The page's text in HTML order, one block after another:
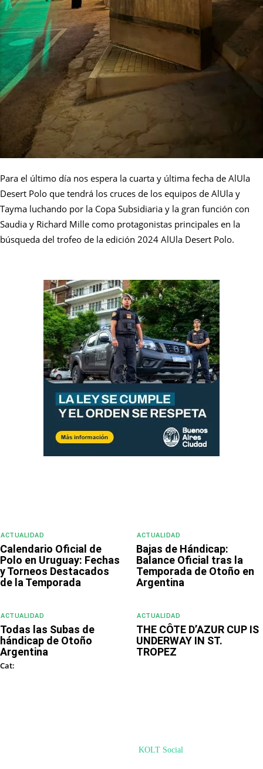
Para el último día nos espera la cuarta y última fecha de AlUla
Desert Polo que tendrá los cruces de los equipos de AlUla y
Tayma luchando por la Copa Subsidiaria y la gran función con
Saudia y Richard Mille como protagonistas principales en la
búsqueda del trofeo de la edición 2024 AlUla Desert Polo.
ACTUALIDAD
Calendario Oficial de
Polo en Uruguay: Fechas
y Torneos Destacados
de la Temporada
ACTUALIDAD
Bajas de Hándicap:
Balance Oficial tras la
Temporada de Otoño en
Argentina
ACTUALIDAD
Todas las Subas de
hándicap de Otoño
Argentina
ACTUALIDAD
THE CÔTE D’AZUR CUP IS
UNDERWAY IN ST.
TROPEZ
Cat:
KOLT Social